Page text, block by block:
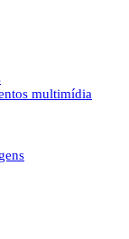
multimídia